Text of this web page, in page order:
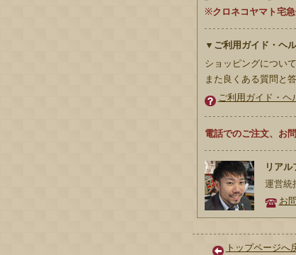
※クロネコヤマト宅
▼ご利用ガイド・ヘ
ショッピングについ
また良くある質問と
ご利用ガイド・ヘ
電話でのご注文、お
リアル
運営統
お
トップページへ